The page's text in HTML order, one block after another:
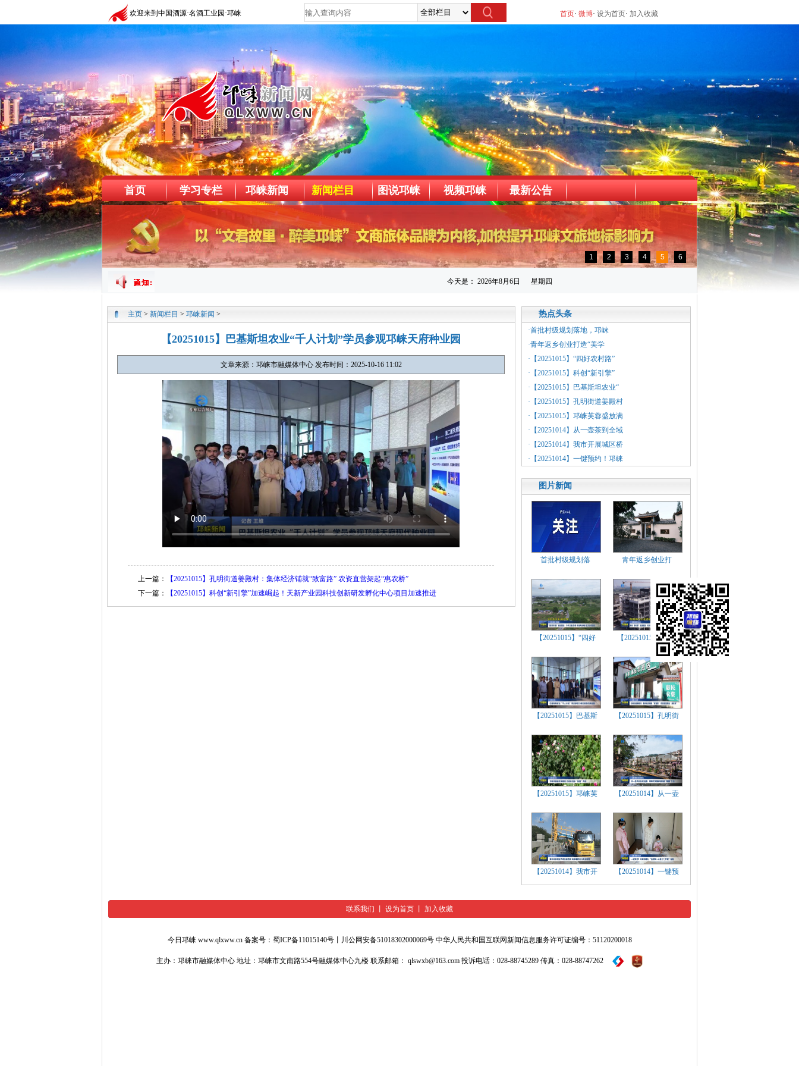
欢迎来到中国酒源·名酒工业园·邛崃 首页· 微博· 设为首页· 加入收藏
首页 学习专栏 邛崃新闻 新闻栏目 图说邛崃 视频邛崃 最新公告
1 2 3 4 5 6
今天是： 2026年8月6日 星期四
主页 > 新闻栏目 > 邛崃新闻 >
【20251015】巴基斯坦农业“千人计划”学员参观邛崃天府种业园
文章来源：邛崃市融媒体中心 发布时间：2025-10-16 11:02
上一篇：
【20251015】孔明街道姜殿村：集体经济铺就“致富路” 农资直营架起“惠农桥”
下一篇：
【20251015】科创“新引擎”加速崛起！天新产业园科技创新研发孵化中心项目加速推进
热点头条
·首批村级规划落地，邛崃
·青年返乡创业打造“美学
·【20251015】“四好农村路”
·【20251015】科创“新引擎”
·【20251015】巴基斯坦农业“
·【20251015】孔明街道姜殿村
·【20251015】邛崃芙蓉盛放满
·【20251014】从一壶茶到全域
·【20251014】我市开展城区桥
·【20251014】一键预约！邛崃
图片新闻
首批村级规划落 青年返乡创业打
【20251015】“四好 【20251015】科创“
【20251015】巴基斯 【20251015】孔明街
【20251015】邛崃芙 【20251014】从一壶
【20251014】我市开 【20251014】一键预
联系我们 设为首页 加入收藏
今日邛崃 www.qlxww.cn 备案号： 蜀ICP备11015140号丨 川公网安备51018302000069号中华人民共和国互联网新闻信息服务许可证编号：51120200018
主办：邛崃市融媒体中心 地址：邛崃市文南路554号融媒体中心九楼 联系邮箱： qlswxb@163.com 投诉电话：028-88745289 传真：028-88747262